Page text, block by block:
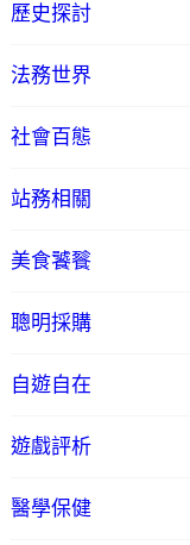
歷史探討
法務世界
社會百態
站務相關
美食饕餮
聰明採購
自遊自在
遊戲評析
醫學保健